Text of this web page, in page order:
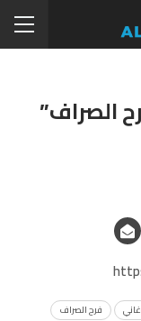
الصراف”
فرح الصراف